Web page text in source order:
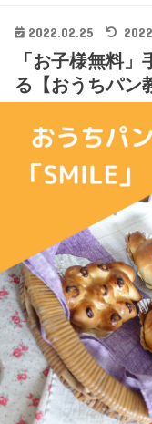
2022.02.25
「お子様無料
る【おうちパン